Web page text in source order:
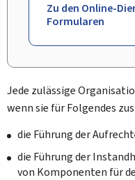
Zu den Online-
Formularen
Jede zulässige
wenn sie für Folgendes
die Führung der
die Führung der
von Komponenten für